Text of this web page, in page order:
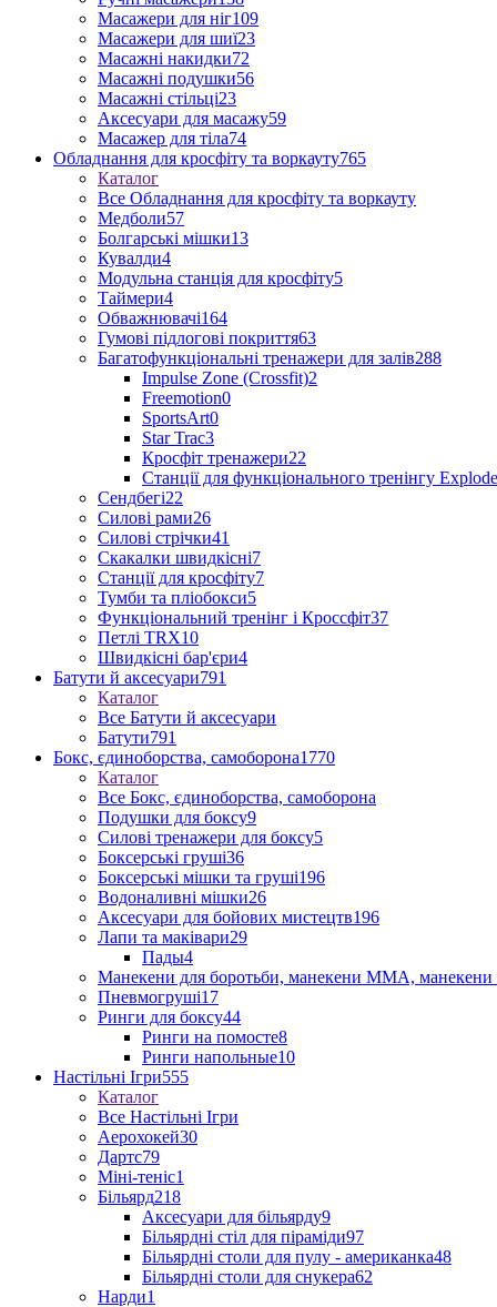
Масажери для ніг109
Масажери для шиї23
Масажні накидки72
Масажні подушки56
Масажні стільці23
Аксесуари для масажу59
Масажер для тіла74
Обладнання для кросфіту та воркауту765
Каталог
Все Обладнання для кросфіту та воркауту
Медболи57
Болгарські мішки13
Кувалди4
Модульна станція для кросфіту5
Таймери4
Обважнювачі164
Гумові підлогові покриття63
Багатофункціональні тренажери для залів288
Impulse Zone (Crossfit)2
Freemotion0
SportsArt0
Star Trac3
Кросфіт тренажери22
Станції для функціонального тренінгу Explode
Сендбегі22
Силові рами26
Силові стрічки41
Скакалки швидкісні7
Станції для кросфіту7
Тумби та пліобокси5
Функціональний тренінг і Кроссфіт37
Петлі TRX10
Швидкісні бар'єри4
Батути й аксесуари791
Каталог
Все Батути й аксесуари
Батути791
Бокс, єдиноборства, самоборона1770
Каталог
Все Бокс, єдиноборства, самоборона
Подушки для боксу9
Силові тренажери для боксу5
Боксерські груші36
Боксерські мішки та груші196
Водоналивні мішки26
Аксесуари для бойових мистецтв196
Лапи та маківари29
Пады4
Манекени для боротьби, манекени ММА, манекени
Пневмогруші17
Ринги для боксу44
Ринги на помосте8
Ринги напольные10
Настільні Ігри555
Каталог
Все Настільні Ігри
Аерохокей30
Дартс79
Міні-теніс1
Більярд218
Аксесуари для більярду9
Більярдні стіл для піраміди97
Більярдні столи для пулу - американка48
Більярдні столи для снукера62
Нарди1